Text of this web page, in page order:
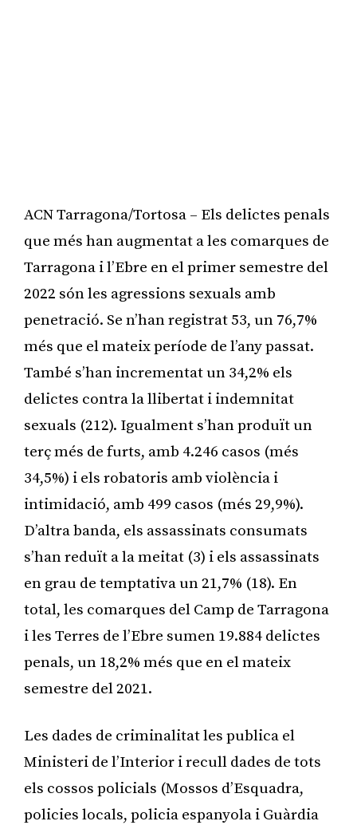
ACN Tarragona/Tortosa – Els delictes penals
que més han augmentat a les comarques de
Tarragona i l’Ebre en el primer semestre del
2022 són les agressions sexuals amb
penetració. Se n’han registrat 53, un 76,7%
més que el mateix període de l’any passat.
També s’han incrementat un 34,2% els
delictes contra la llibertat i indemnitat
sexuals (212). Igualment s’han produït un
terç més de furts, amb 4.246 casos (més
34,5%) i els robatoris amb violència i
intimidació, amb 499 casos (més 29,9%).
D’altra banda, els assassinats consumats
s’han reduït a la meitat (3) i els assassinats
en grau de temptativa un 21,7% (18). En
total, les comarques del Camp de Tarragona
i les Terres de l’Ebre sumen 19.884 delictes
penals, un 18,2% més que en el mateix
semestre del 2021.
Les dades de criminalitat les publica el
Ministeri de l’Interior i recull dades de tots
els cossos policials (Mossos d’Esquadra,
policies locals, policia espanyola i Guàrdia